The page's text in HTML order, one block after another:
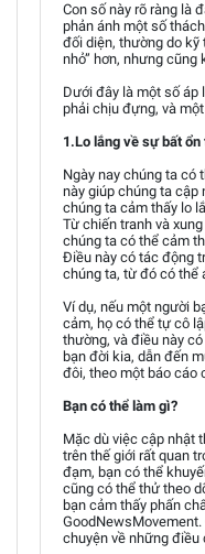
Con số này rõ ràng là
phản ánh một số
đối diện, thường do kỹ
nhỏ” hơn, nhưng cũng
Dưới đây là một số áp
phải chịu đựng, và
1.Lo lắng về sự bất ổn
Ngày nay chúng ta có
này giúp chúng ta cập
chúng ta cảm thấy lo
Từ chiến tranh và
chúng ta có thể cảm
Điều này có tác động
chúng ta, từ đó có thể
Ví dụ, nếu một người
cảm, họ có thể tự cô
thường, và điều này
bạn đời kia, dẫn đến
đôi, theo một báo cáo
Bạn có thể làm gì?
Mặc dù việc cập nhật
trên thế giới rất quan
đạm, bạn có thể
cũng có thể thử theo
bạn cảm thấy phấn
GoodNewsMovement.
chuyện về những